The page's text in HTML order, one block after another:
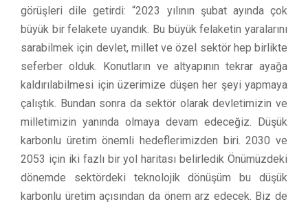
görüşleri dile getirdi: “2023 yılının şubat ayında çok
büyük bir felakete uyandık. Bu büyük felaketin yaralarını
sarabilmek için devlet, millet ve özel sektör hep birlikte
seferber olduk. Konutların ve altyapının tekrar ayağa
kaldırılabilmesi için üzerimize düşen her şeyi yapmaya
çalıştık. Bundan sonra da sektör olarak devletimizin ve
milletimizin yanında olmaya devam edeceğiz. Düşük
karbonlu üretim önemli hedeflerimizden biri. 2030 ve
2053 için iki fazlı bir yol haritası belirledik Önümüzdeki
dönemde sektördeki teknolojik dönüşüm bu düşük
karbonlu üretim açısından da önem arz edecek. Biz de